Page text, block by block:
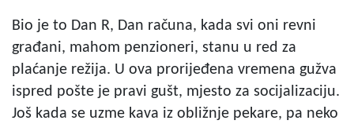
Bio je to Dan R, Dan računa, kada svi oni revni
građani, mahom penzioneri, stanu u red za
plaćanje režija. U ova prorijeđena vremena gužva
ispred pošte je pravi gušt, mjesto za socijalizaciju.
Još kada se uzme kava iz obližnje pekare, pa neko